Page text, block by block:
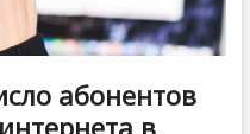
абонентов
в